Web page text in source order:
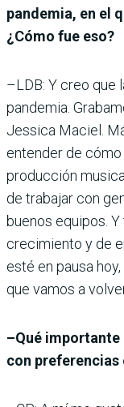
pandemia, en el
¿Cómo fue eso?
–LDB: Y creo que
pandemia.
Jessica Maciel.
entender de
producción
de trabajar con
buenos equipos.
crecimiento y de
esté en pausa
que vamos a
–Qué importante
con preferencias